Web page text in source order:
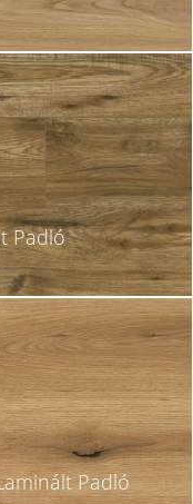
Padló
Padló